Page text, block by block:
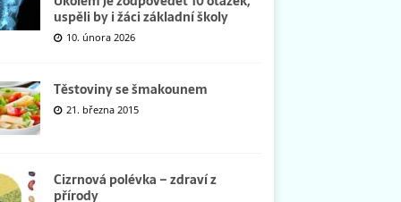
uspěli by i žáci základní školy
10. února 2026
Těstoviny se šmakounem
21. března 2015
Cizrnová polévka – zdraví z
přírody